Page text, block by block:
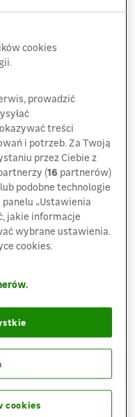
około 7% dostaw
2026 roku
Dzięki temu Leroy
paliw
zamian używając
i olejów
gospodarkę
lat podejmujemy
procesów
Podstawowym jest
efektywności
i wypełnień –
wciąż poszukujemy
potencjałem
z wykorzystaniem
napędowego
z firmą Raben
doświadczeń
ekologicznych
Kowalik, dyrektor
cookies
prowadzić
treści
i potrzeb. Za Twoją
przez Ciebie z
(16 partnerów)
podobne technologie
„Ustawienia
jakie informacje
wybrane ustawienia.
cookies.
cookies